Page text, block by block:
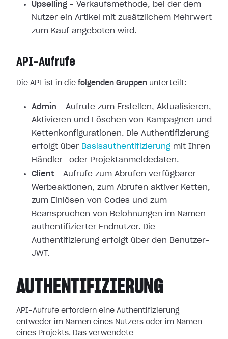
Upselling – Verkaufsmethode, bei der dem
Nutzer ein Artikel mit zusätzlichem Mehrwert
zum Kauf angeboten wird.
API-Aufrufe
Die API ist in die folgenden Gruppen unterteilt:
Admin – Aufrufe zum Erstellen, Aktualisieren,
Aktivieren und Löschen von Kampagnen und
Kettenkonfigurationen. Die Authentifizierung
erfolgt über Basisauthentifizierung mit Ihren
Händler- oder Projektanmeldedaten.
Client – Aufrufe zum Abrufen verfügbarer
Werbeaktionen, zum Abrufen aktiver Ketten,
zum Einlösen von Codes und zum
Beanspruchen von Belohnungen im Namen
authentifizierter Endnutzer. Die
Authentifizierung erfolgt über den Benutzer-
JWT.
AUTHENTIFIZIERUNG
API-Aufrufe erfordern eine Authentifizierung
entweder im Namen eines Nutzers oder im Namen
eines Projekts. Das verwendete